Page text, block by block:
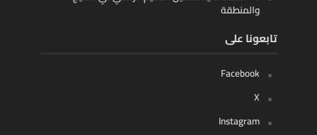
والمنطقة
تابعونا على
Facebook
X
Instagram